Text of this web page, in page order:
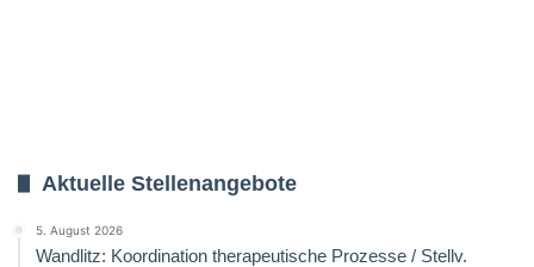
Aktuelle Stellenangebote
5. August 2026
Wandlitz: Koordination therapeutische Prozesse / Stellv.